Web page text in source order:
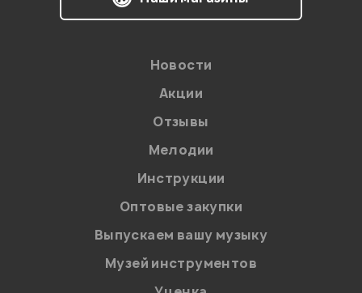
на обработку персональных данных в
Политикой в отношении обработки
персональных данных.
Введите проверочное число:
Новости
Акции
Отзывы
Мелодии
Инструкции
Оптовые закупки
Выпускаем вашу музыку
Музей инструментов